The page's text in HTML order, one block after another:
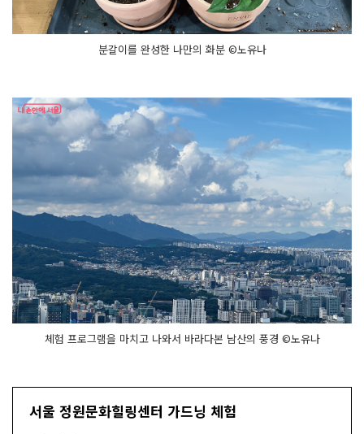
드
는 작
은 정
닝 라
운
지
서
비
스 예
약
해 지
금 바
로 신
청
해
보
세
요
분갈이를 완성한 나만의 화분 ©노유나
체험 프로그램을 마치고 나와서 바라다본 남산의 풍경 ©노유나
서울 정원문화힐링센터 가드닝 체험